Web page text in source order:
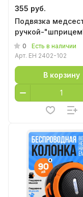
355 руб.
Подвязка
ручкой-
0
Есть в наличии
Арт. EH 2402-102
В корзину